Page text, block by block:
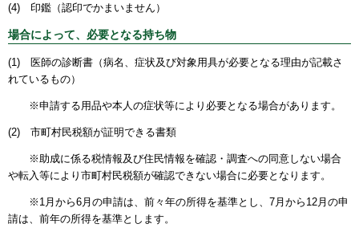
(4) 印鑑（認印でかまいません）
場合によって、必要となる持ち物
(1) 医師の診断書（病名、症状及び対象用具が必要となる理由が記載さ
れているもの）
※申請する用品や本人の症状等により必要となる場合があります。
(2) 市町村民税額が証明できる書類
※助成に係る税情報及び住民情報を確認・調査への同意しない場合
や転入等により市町村民税額が確認できない場合に必要となります。
※1月から6月の申請は、前々年の所得を基準とし、7月から12月の申
請は、前年の所得を基準とします。